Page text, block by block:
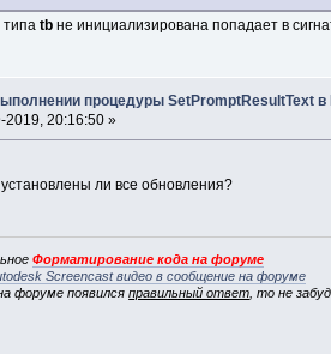
типаtb не инициализирована попадает в
процедуры SetPromptResultText
2019, 20:16:50 »
ли все обновления?
Форматирование кода на форуме
Screencast видео в сообщение на форуме
форуме появилсяправильный ответ , то не